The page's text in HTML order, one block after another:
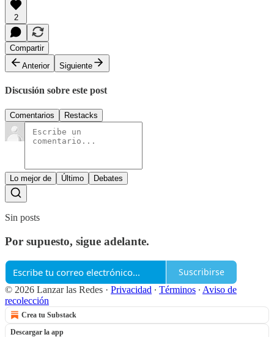
2
Compartir
Anterior
Siguiente
Discusión sobre este post
Comentarios Restacks
Lo mejor de Último Debates
Sin posts
Por supuesto, sigue adelante.
Suscribirse
© 2026 Lanzar las Redes · Privacidad ∙ Términos ∙ Aviso de
recolección
Crea tu Substack
Descargar la app